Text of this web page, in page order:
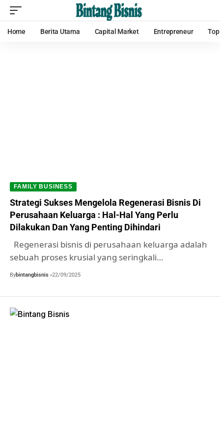
Home Berita Utama Capital Market Entrepreneur
FAMILY BUSINESS
Strategi Sukses Mengelola Regenerasi Bisnis Di
Perusahaan Keluarga : Hal-Hal Yang Perlu
Dilakukan Dan Yang Penting Dihindari
Regenerasi bisnis di perusahaan keluarga adalah
sebuah proses krusial yang seringkali…
Bybintangbisnis 22/09/2025